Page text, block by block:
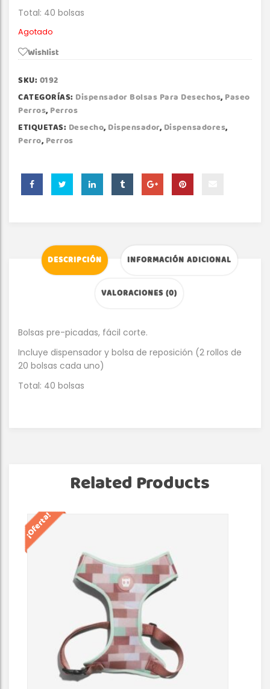
Total: 40 bolsas
Agotado
Wishlist
SKU: 0192
CATEGORÍAS: Dispensador Bolsas Para Desechos, Paseo
Perros, Perros
ETIQUETAS: Desecho, Dispensador, Dispensadores,
Perro, Perros
DESCRIPCIÓN INFORMACIÓN ADICIONAL
VALORACIONES (0)
Bolsas pre-picadas, fácil corte.
Incluye dispensador y bolsa de reposición (2 rollos de
20 bolsas cada uno)
Total: 40 bolsas
Related Products
¡Oferta!